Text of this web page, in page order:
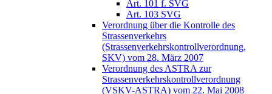
Art. 101 f. SVG
Art. 103 SVG
Verordnung über die Kontrolle des
Strassenverkehrs
(Strassenverkehrskontrollverordnung,
SKV) vom 28. März 2007
Verordnung des ASTRA zur
Strassenverkehrskontrollverordnung
(VSKV-ASTRA) vom 22. Mai 2008